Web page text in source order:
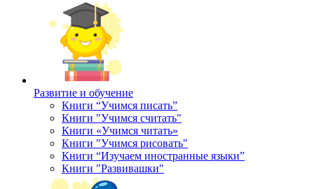
Развитие и обучение
Книги “Учимся писать”
Книги "Учимся считать"
Книги «Учимся читать»
Книги "Учимся рисовать"
Книги “Изучаем иностранные языки”
Книги "Развивашки"